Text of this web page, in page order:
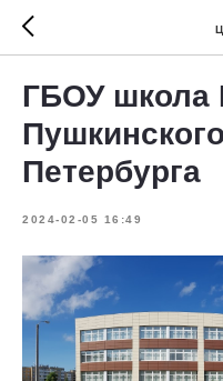
ГБОУ школа
Петербурга
2024-02-05 16:49